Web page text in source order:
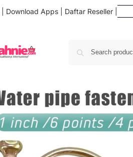
Download Apps Daftar Reseller